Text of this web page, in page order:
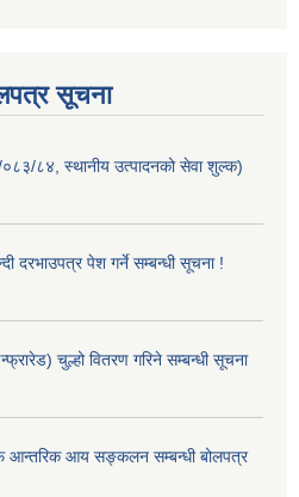
सूचना
०८३/८४, स्थानीय उत्पादनको सेवा शुल्क)
दरभाउपत्र पेश गर्ने सम्बन्धी सूचना !
चुल्हो वितरण गरिने सम्बन्धी सूचना
आन्तरिक आय सङ्कलन सम्बन्धी बोलपत्र